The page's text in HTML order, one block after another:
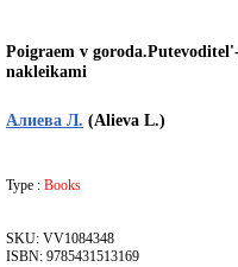
Poigraem v
nakleikami
Алиева Л. (Alieva L.)
Type : Books
SKU: VV1084348
ISBN: 9785431513169